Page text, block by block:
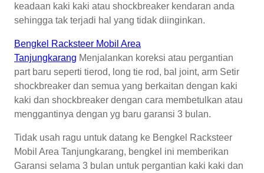
keadaan kaki kaki atau shockbreaker kendaran anda
sehingga tak terjadi hal yang tidak diinginkan.
Bengkel Racksteer Mobil Area
Tanjungkarang Menjalankan koreksi atau pergantian
part baru seperti tierod, long tie rod, bal joint, arm Setir
shockbreaker dan semua yang berkaitan dengan kaki
kaki dan shockbreaker dengan cara membetulkan atau
menggantinya dengan yg baru garansi 3 bulan.
Tidak usah ragu untuk datang ke Bengkel Racksteer
Mobil Area Tanjungkarang, bengkel ini memberikan
Garansi selama 3 bulan untuk pergantian kaki kaki dan